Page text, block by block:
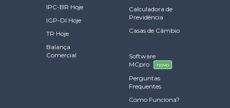
IPC-BR Hoje
IGP-DI Hoje
TR Hoje
Balança
Comercial
Calculadora de
Previdência
Casas de Câmbio
Software
MCpro
novo
Perguntas
Frequentes
Como Funciona?